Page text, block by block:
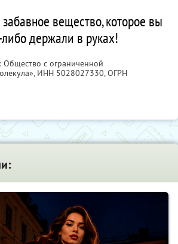
вещество, которое вы
либо держали в руках!
Общество с ограниченной
ИНН 5028027330, ОГРН